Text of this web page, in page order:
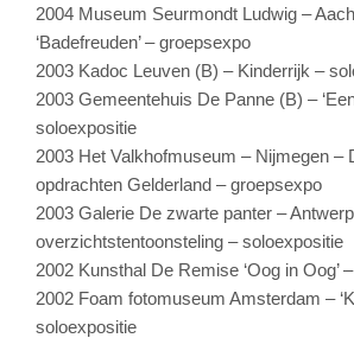
2004 Museum Seurmondt Ludwig –
‘Badefreuden’ – groepsexpo
2003 Kadoc Leuven (B) – Kinderrijk –
2003 Gemeentehuis De Panne (B) –
soloexpositie
2003 Het Valkhofmuseum – Nijmegen –
opdrachten Gelderland – groepsexpo
2003 Galerie De zwarte panter –
overzichtstentoonsteling – soloexpositie
2002 Kunsthal De Remise ‘Oog in Oog’
2002 Foam fotomuseum Amsterdam –
soloexpositie